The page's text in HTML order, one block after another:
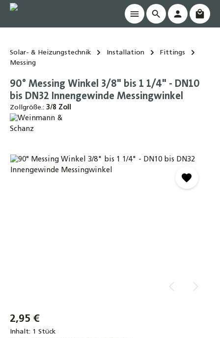
springen
Solar- & Heizungstechnik Installation
Fittings
Messing
90° Messing Winkel 3/8" bis 1 1/4" - DN10
bis DN32 Innengewinde Messingwinkel
Zollgröße.: 3/8 Zoll
Bildergalerie überspringen
2,95 €
Inhalt: 1 Stück